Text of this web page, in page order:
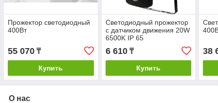
Прожектор светодиодный
400Вт
55 070 ₸
Купить
Светодиодный прожектор
с датчиком движения 20W
6500K IP 65
6 610₸
Купить
38
О нас